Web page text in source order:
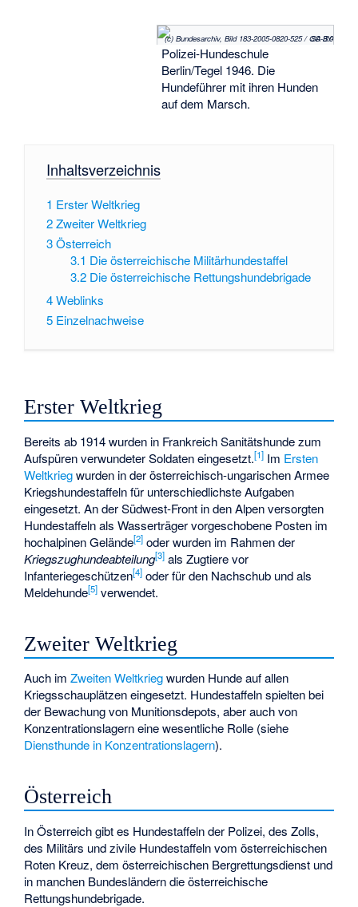
(c) Bundesarchiv, Bild 183-2005-0820-525 / CC-BY-SA 3.0
Polizei-Hundeschule
Berlin/Tegel 1946. Die
Hundeführer mit ihren Hunden
auf dem Marsch.
Inhaltsverzeichnis
1 Erster Weltkrieg
2Zweiter Weltkrieg
3Österreich
3.1 Die österreichische Militärhundestaffel
3.2 Die österreichische Rettungshundebrigade
4Weblinks
5 Einzelnachweise
Erster Weltkrieg
Bereits ab 1914 wurden in Frankreich Sanitätshunde zum
Aufspüren verwundeter Soldaten eingesetzt.[1] Im Ersten
Weltkriegwurden in der österreichisch-ungarischen Armee
Kriegshundestaffeln für unterschiedlichste Aufgaben
eingesetzt. An der Südwest-Front in den Alpen versorgten
Hundestaffeln als Wasserträger vorgeschobene Posten im
hochalpinen Gelände[2] oder wurden im Rahmen der
Kriegszughundeabteilung[3] als Zugtiere vor
Infanteriegeschützen[4] oder für den Nachschub und als
Meldehunde[5] verwendet.
Zweiter Weltkrieg
Auch imZweiten Weltkriegwurden Hunde auf allen
Kriegsschauplätzen eingesetzt. Hundestaffeln spielten bei
der Bewachung von Munitionsdepots, aber auch von
Konzentrationslagern eine wesentliche Rolle (siehe
Diensthunde in Konzentrationslagern).
Österreich
In Österreich gibt es Hundestaffeln der Polizei, des Zolls,
des Militärs und zivile Hundestaffeln vom österreichischen
Roten Kreuz, dem österreichischen Bergrettungsdienst und
in manchen Bundesländern die österreichische
Rettungshundebrigade.